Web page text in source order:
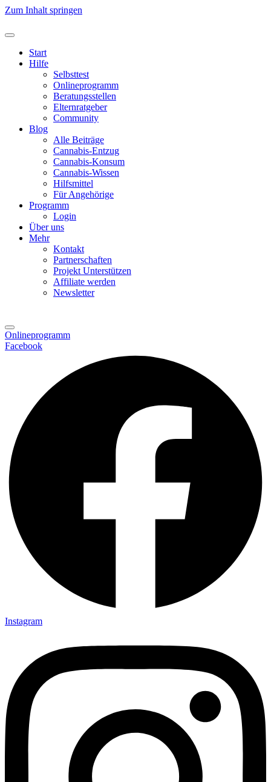
Zum Inhalt springen
Start
Hilfe
Selbsttest
Onlineprogramm
Beratungsstellen
Elternratgeber
Community
Blog
Alle Beiträge
Cannabis-Entzug
Cannabis-Konsum
Cannabis-Wissen
Hilfsmittel
Für Angehörige
Programm
Login
Über uns
Mehr
Kontakt
Partnerschaften
Projekt Unterstützen
Affiliate werden
Newsletter
Onlineprogramm
Facebook
Instagram